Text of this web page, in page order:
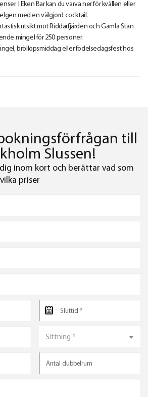
I Eken Bar kan du varva ner för kvällen eller
med en välgjord cocktail.
utsikt mot Riddarfjärden och Gamla Stan
mingel för 250 personer.
bröllopsmiddag eller födelsedagsfest hos
till
Slussen!
inom kort och berättar vad som
priser
Sittning *